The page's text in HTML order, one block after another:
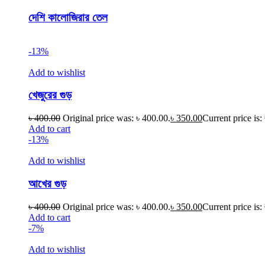
দেশি কালোজিরার তেল
-13%
Add to wishlist
খেজুরের গুড়
৳400.00 Original price was: ৳ 400.00.৳ 350.00Current price is:
Add to cart
-13%
Add to wishlist
আখের গুড়
৳400.00 Original price was: ৳ 400.00.৳ 350.00Current price is:
Add to cart
-7%
Add to wishlist